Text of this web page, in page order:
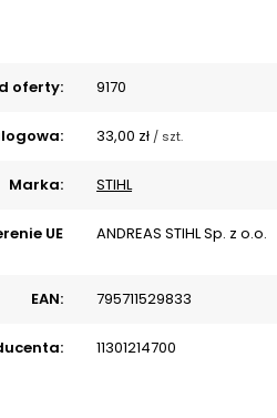
oferty: 9170
33,00 zł / szt.
Marka: STIHL
UE ANDREAS STIHL Sp. z o.o.
EAN: 795711529833
11301214700